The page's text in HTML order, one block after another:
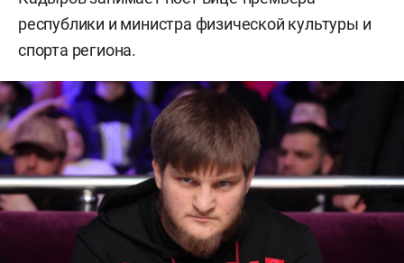
республики и министра физической культуры и
спорта региона.